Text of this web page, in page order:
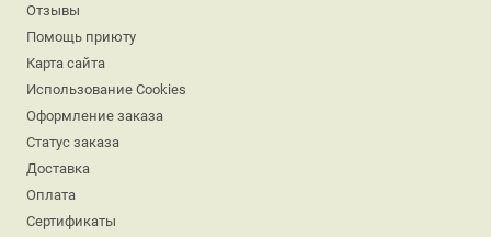
Отзывы
Помощь приюту
Карта сайта
Использование Cookies
Оформление заказа
Статус заказа
Доставка
Оплата
Сертификаты